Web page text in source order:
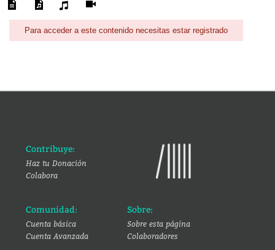
Para acceder a este contenido necesitas estar registrado
Contribuye:
Haz tu Donación
Colabora
Comunidad:
Cuenta básica
Cuenta Avanzada
Sobre:
Sobre esta página
Colaboradores